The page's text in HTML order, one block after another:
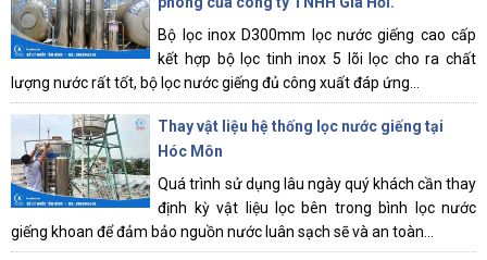
Bộ lọc inox D300mm lọc nước giếng cao cấp
kết hợp bộ lọc tinh inox 5 lõi lọc cho ra chất
lượng nước rất tốt, bộ lọc nước giếng đủ công xuất đáp ứng...
Thay vật liệu hệ thống lọc nước giếng tại
Hóc Môn
Quá trình sử dụng lâu ngày quý khách cần thay
định kỳ vật liệu lọc bên trong bình lọc nước
giếng khoan để đảm bảo nguồn nước luân sạch sẽ và an toàn...